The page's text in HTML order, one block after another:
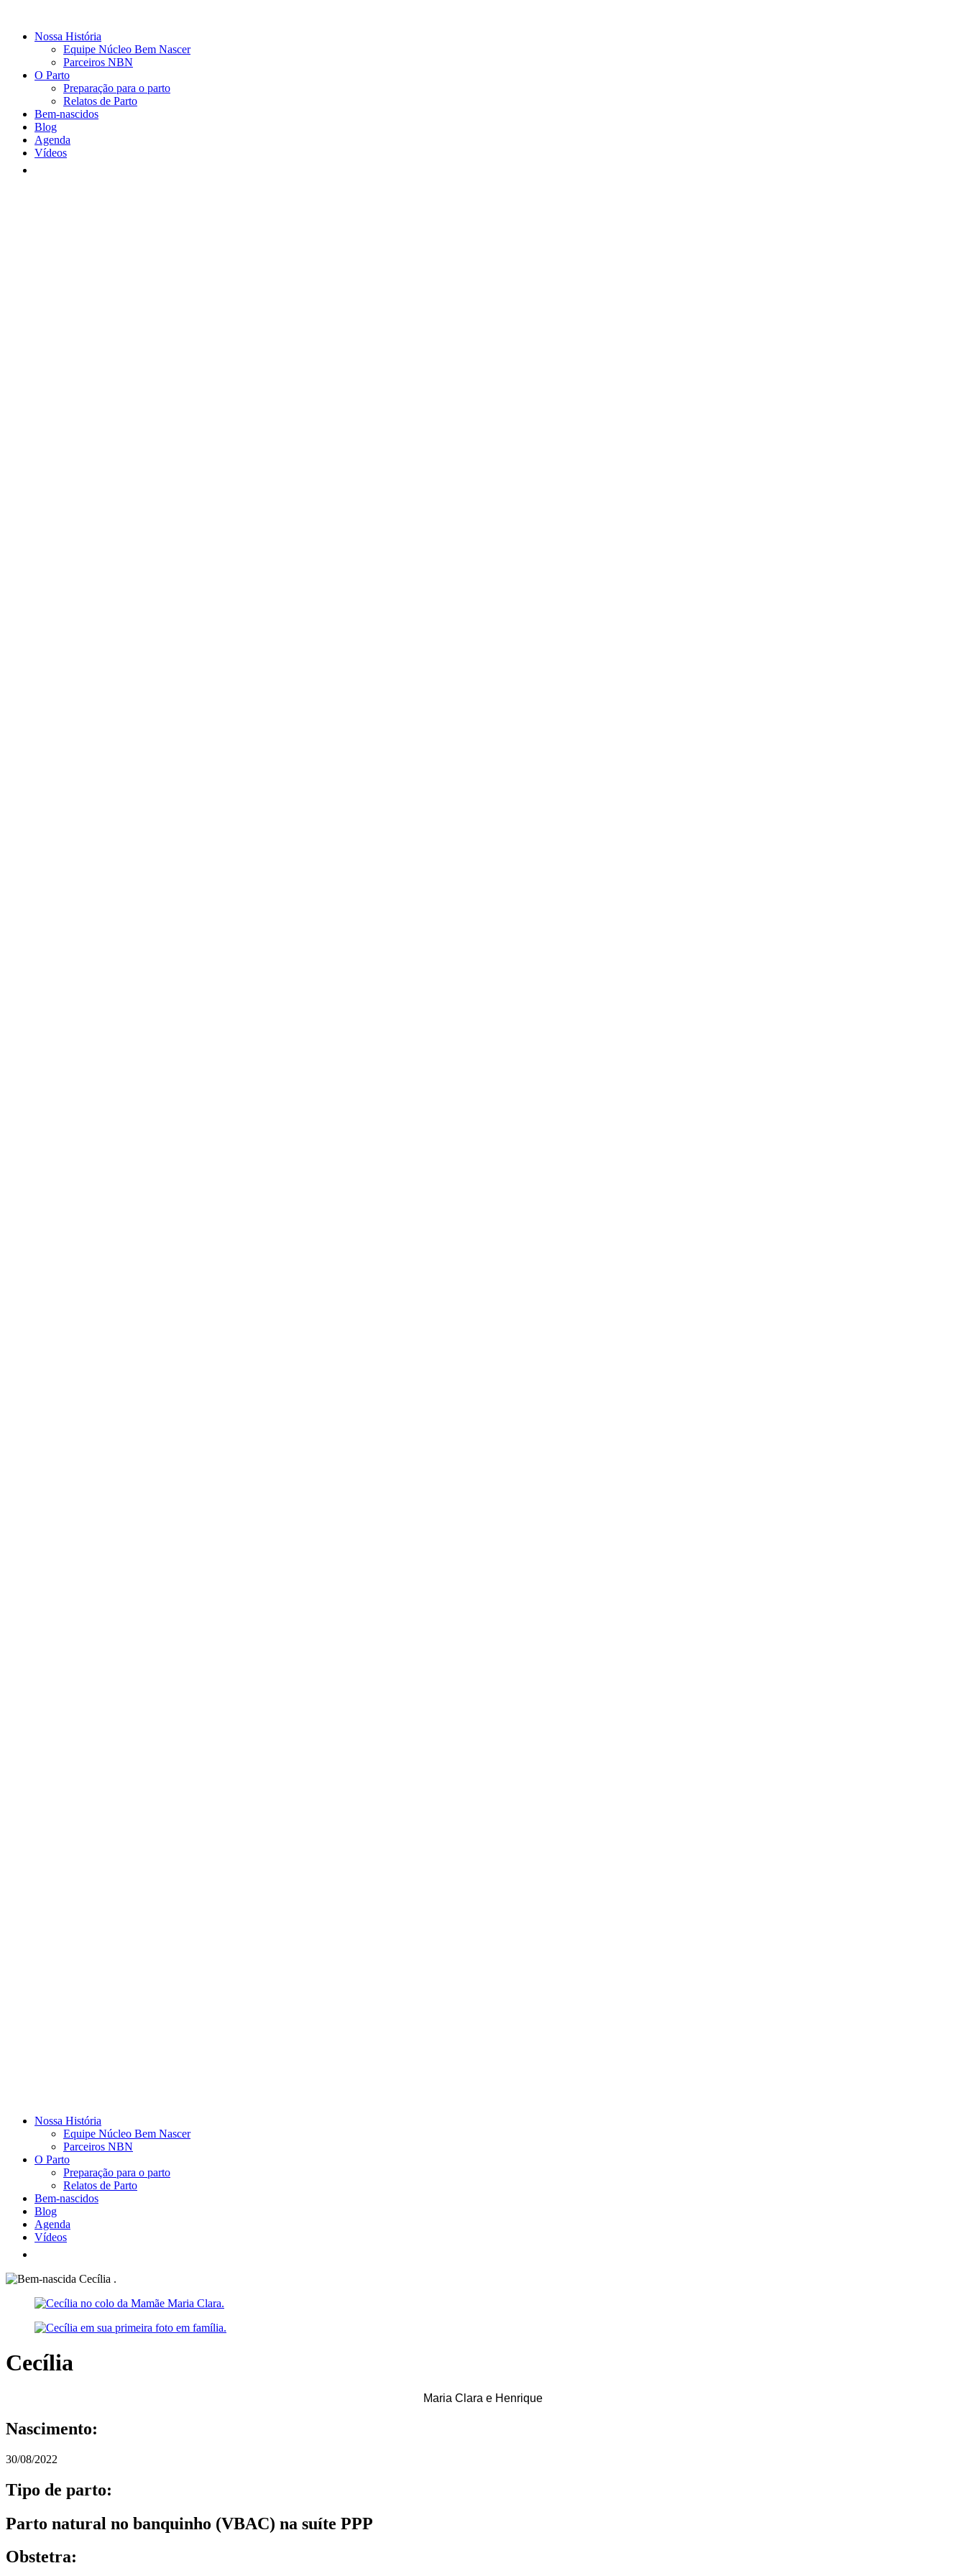
Nossa História
Equipe Núcleo Bem Nascer
Parceiros NBN
O Parto
Preparação para o parto
Relatos de Parto
Bem-nascidos
Blog
Agenda
Vídeos
Nossa História
Equipe Núcleo Bem Nascer
Parceiros NBN
O Parto
Preparação para o parto
Relatos de Parto
Bem-nascidos
Blog
Agenda
Vídeos
Cecília
Maria Clara e Henrique
Nascimento:
30/08/2022
Tipo de parto:
Parto natural no banquinho (VBAC) na suíte PPP
Obstetra: